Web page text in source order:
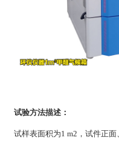
试验方法描述：
试样表面积为1 m2，试件正